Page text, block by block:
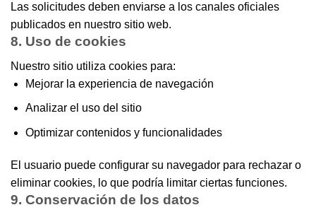
Las solicitudes deben enviarse a los canales oficiales
publicados en nuestro sitio web.
8. Uso de cookies
Nuestro sitio utiliza cookies para:
Mejorar la experiencia de navegación
Analizar el uso del sitio
Optimizar contenidos y funcionalidades
El usuario puede configurar su navegador para rechazar o
eliminar cookies, lo que podría limitar ciertas funciones.
9. Conservación de los datos